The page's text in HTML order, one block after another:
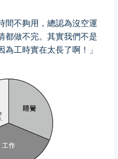
間不夠用，總認為沒空運
都做不完。其實我們不是
工時實在太長了啊！」